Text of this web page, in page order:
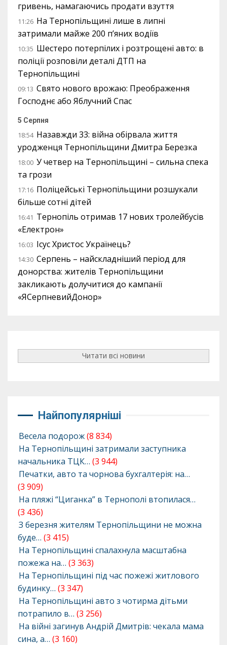
гривень, намагаючись продати взуття
11:26 На Тернопільщині лише в липні
затримали майже 200 п’яних водіїв
10:35 Шестеро потерпілих і розтрощені авто: в
поліції розповіли деталі ДТП на
Тернопільщині
09:13 Свято нового врожаю: Преображення
Господнє або Яблучний Спас
5 Серпня
18:54 Назавжди 33: війна обірвала життя
уродженця Тернопільщини Дмитра Березка
18:00 У четвер на Тернопільщині – сильна спека
та грози
17:16 Поліцейські Тернопільщини розшукали
більше сотні дітей
16:41 Тернопіль отримав 17 нових тролейбусів
«Електрон»
16:03 Ісус Христос Українець?
14:30 Серпень – найскладніший період для
донорства: жителів Тернопільщини
закликають долучитися до кампанії
«ЯСерпневийДонор»
Читати всі новини
Найпопулярніші
Весела подорож(8 834)
На Тернопільщині затримали заступника
начальника ТЦК… (3 944)
Печатки, авто та чорнова бухгалтерія: на…
(3 909)
На пляжі “Циганка” в Тернополі втопилася…
(3 436)
З березня жителям Тернопільщини не можна
буде… (3 415)
На Тернопільщині спалахнула масштабна
пожежа на… (3 363)
На Тернопільщині під час пожежі житлового
будинку… (3 347)
На Тернопільщині авто з чотирма дітьми
потрапило в… (3 256)
На війні загинув Андрій Дмитрів: чекала мама
сина, а… (3 160)